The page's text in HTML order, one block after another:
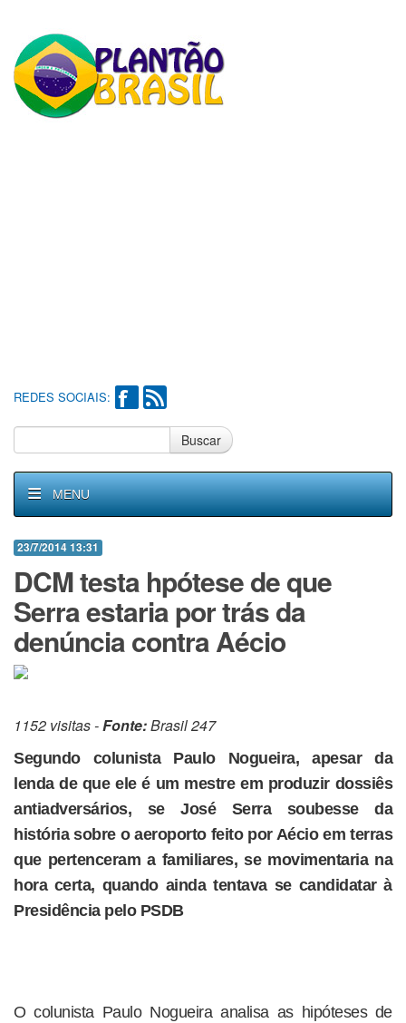
REDES SOCIAIS:
Buscar
MENU
23/7/2014 13:31
DCM testa hpótese de que
Serra estaria por trás da
denúncia contra Aécio
1152 visitas -Fonte:Brasil 247
Segundo colunista Paulo Nogueira, apesar da
lenda de que ele é um mestre em produzir dossiês
antiadversários, se José Serra soubesse da
história sobre o aeroporto feito por Aécio em terras
que pertenceram a familiares, se movimentaria na
hora certa, quando ainda tentava se candidatar à
Presidência pelo PSDB
O colunista Paulo Nogueira analisa as hipóteses de